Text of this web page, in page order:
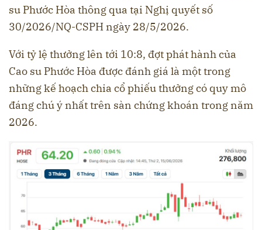
su Phước Hòa thông qua tại Nghị quyết số
30/2026/NQ-CSPH ngày 28/5/2026.
Với tỷ lệ thưởng lên tới 10:8, đợt phát hành của
Cao su Phước Hòa được đánh giá là một trong
những kế hoạch chia cổ phiếu thưởng có quy mô
đáng chú ý nhất trên sàn chứng khoán trong năm
2026.